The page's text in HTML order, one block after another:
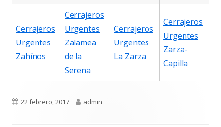
Cerrajeros
Urgentes
Zahínos
Cerrajeros
Urgentes
Zalamea
de la
Serena
Cerrajeros
Urgentes
La Zarza
Cerrajeros
Urgentes
Zarza-
Capilla
Publicado
22 febrero, 2017 Autor
admin